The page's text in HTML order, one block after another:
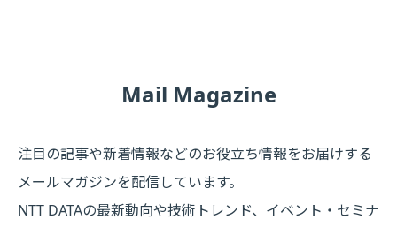
Mail Magazine
注目の記事や新着情報などのお役立ち情報をお届けする
メールマガジンを配信しています。
NTT DATAの最新動向や技術トレンド、イベント・セミナ